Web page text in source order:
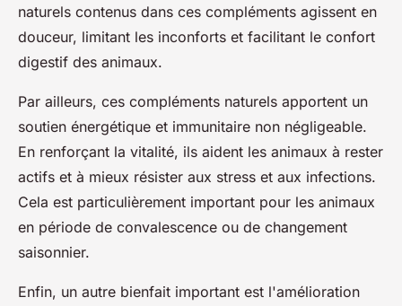
naturels contenus dans ces compléments agissent en
douceur, limitant les inconforts et facilitant le confort
digestif des animaux.
Par ailleurs, ces compléments naturels apportent un
soutien énergétique et immunitaire non négligeable.
En renforçant la vitalité, ils aident les animaux à rester
actifs et à mieux résister aux stress et aux infections.
Cela est particulièrement important pour les animaux
en période de convalescence ou de changement
saisonnier.
Enfin, un autre bienfait important est l'amélioration